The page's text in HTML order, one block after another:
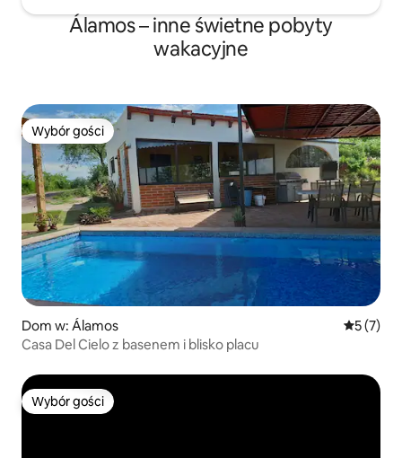
Álamos – inne świetne pobyty
wakacyjne
Wybór gości
Wybór gości
Dom w: Álamos Średnia
5 (7)
Casa Del Cielo z basenem i blisko placu
Wybór gości
Wybór gości